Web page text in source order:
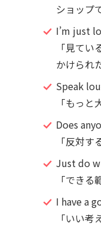
ショップ
I’m just
「見て
かけられ
Speak
「もっと
Does
「反対す
Just do
「できる
I have a
「いい考